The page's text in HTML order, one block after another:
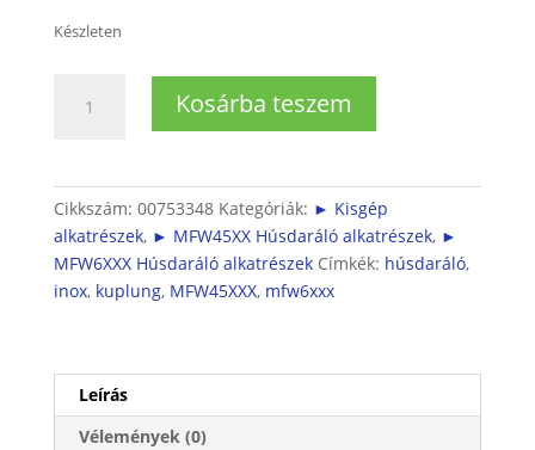
Készleten
MFW45
mennyiség
Kosárba teszem
Cikkszám: 00753348 Kategóriák: ► Kisgép
alkatrészek, ► MFW45XX Húsdaráló alkatrészek, ►
MFW6XXX Húsdaráló alkatrészek Címkék: húsdaráló,
inox, kuplung, MFW45XXX, mfw6xxx
Leírás
Vélemények (0)